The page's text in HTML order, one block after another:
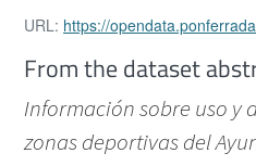
URL: https://opendata.ponferrada.org/dataset/c5b0a775-01e8-4dfc-bf77-3910d132a1ec/
From the dataset
Información sobre uso y
zonas deportivas del